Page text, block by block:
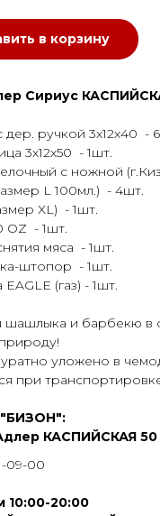
в корзину
Сириус
ручкой 3х12х40 -
3х12х50 - 1шт.
с ножной
L 100мл.) - 4шт.
XL) - 1шт.
OZ - 1шт.
мяса - 1шт.
штопор - 1шт.
EAGLE (газ) - 1шт.
шашлыка и барбекю в
уложено в
при
"БИЗОН":
КАСПИЙСКАЯ 50
09-00
10:00-20:00